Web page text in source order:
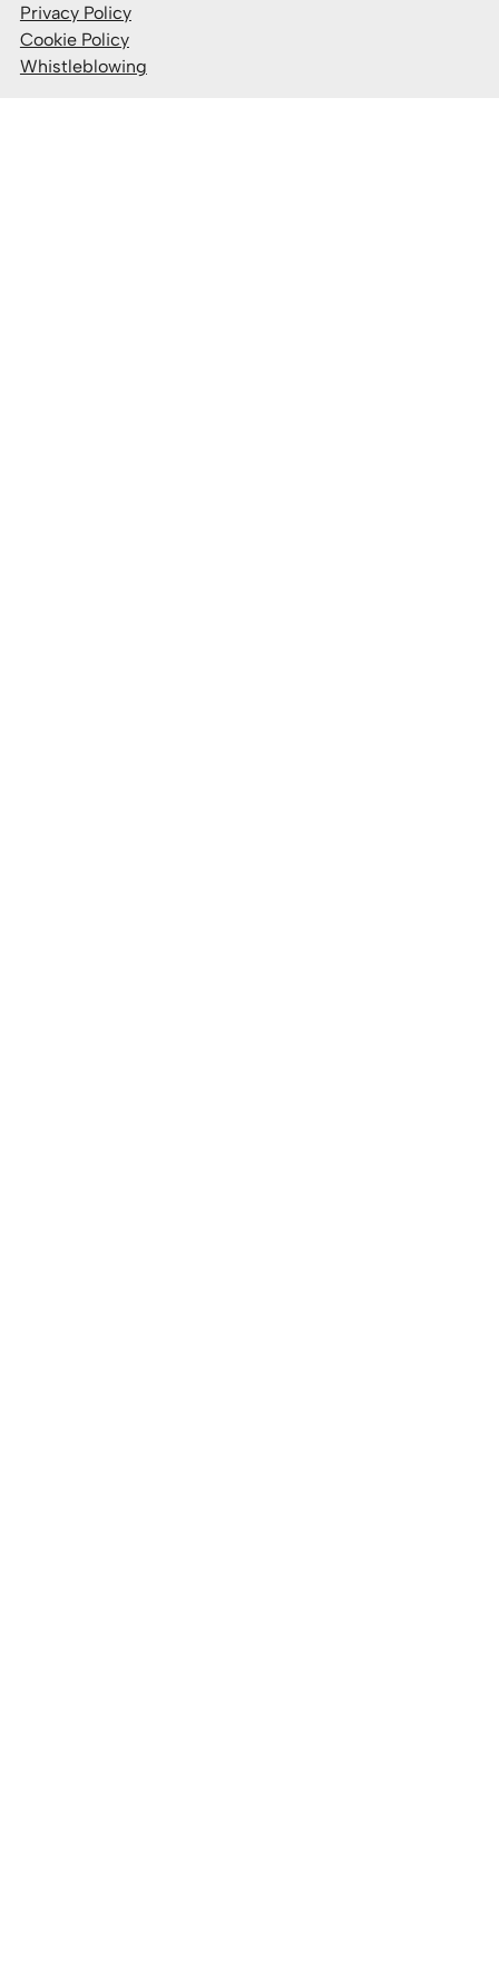
Privacy Policy
Cookie Policy
Whistleblowing